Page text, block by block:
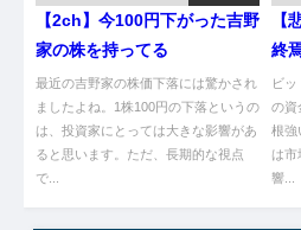
【2ch】今100円下がった吉野
家の株を持ってる
最近の吉野家の株価下落には驚かされ
ましたよね。1株100円の下落というの
は、投資家にとっては大きな影響があ
ると思います。ただ、長期的な視点
で...
【
終
貨
ビ
の資
根強
は市
響...